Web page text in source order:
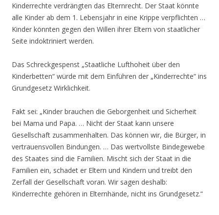
Kinderrechte verdrängten das Elternrecht. Der Staat könnte
alle Kinder ab dem 1. Lebensjahr in eine Krippe verpflichten …
Kinder könnten gegen den Willen ihrer Eltern von staatlicher
Seite indoktriniert werden.
Das Schreckgespenst „Staatliche Lufthoheit über den
Kinderbetten“ würde mit dem Einführen der „Kinderrechte“ ins
Grundgesetz Wirklichkeit.
Fakt sei: „Kinder brauchen die Geborgenheit und Sicherheit
bei Mama und Papa. … Nicht der Staat kann unsere
Gesellschaft zusammenhalten. Das können wir, die Bürger, in
vertrauensvollen Bindungen. … Das wertvollste Bindegewebe
des Staates sind die Familien. Mischt sich der Staat in die
Familien ein, schadet er Eltern und Kindern und treibt den
Zerfall der Gesellschaft voran. Wir sagen deshalb:
Kinderrechte gehören in Elternhände, nicht ins Grundgesetz.“